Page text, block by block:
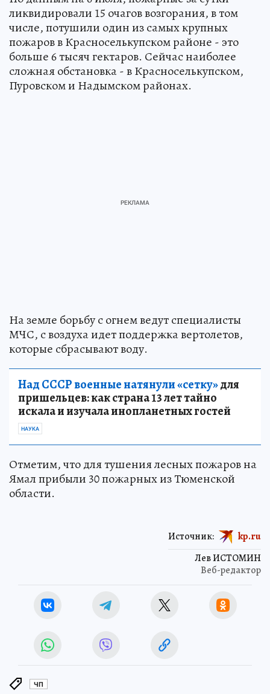
ликвидировали 15 очагов возгорания, в том
числе, потушили один из самых крупных
пожаров в Красноселькупском районе - это
больше 6 тысяч гектаров. Сейчас наиболее
сложная обстановка - в Красноселькупском,
Пуровском и Надымском районах.
На земле борьбу с огнем ведут специалисты
МЧС, с воздуха идет поддержка вертолетов,
которые сбрасывают воду.
Над СССР военные натянули «сетку»для
пришельцев: как страна 13 лет тайно
искала и изучала инопланетных гостей
НАУКА
Отметим, что для тушения лесных пожаров на
Ямал прибыли 30 пожарных из Тюменской
области.
Лев ИСТОМИН
Веб-редактор
Источник: kp.ru
ЧП